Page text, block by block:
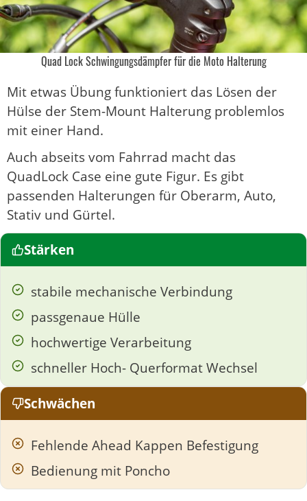
Quad Lock Schwingungsdämpfer für die Moto Halterung
Mit etwas Übung funktioniert das Lösen der
Hülse der Stem-Mount Halterung problemlos
mit einer Hand.
Auch abseits vom Fahrrad macht das
QuadLock Case eine gute Figur. Es gibt
passenden Halterungen für Oberarm, Auto,
Stativ und Gürtel.
Stärken
stabile mechanische Verbindung
passgenaue Hülle
hochwertige Verarbeitung
schneller Hoch- Querformat Wechsel
Schwächen
Fehlende Ahead Kappen Befestigung
Bedienung mit Poncho